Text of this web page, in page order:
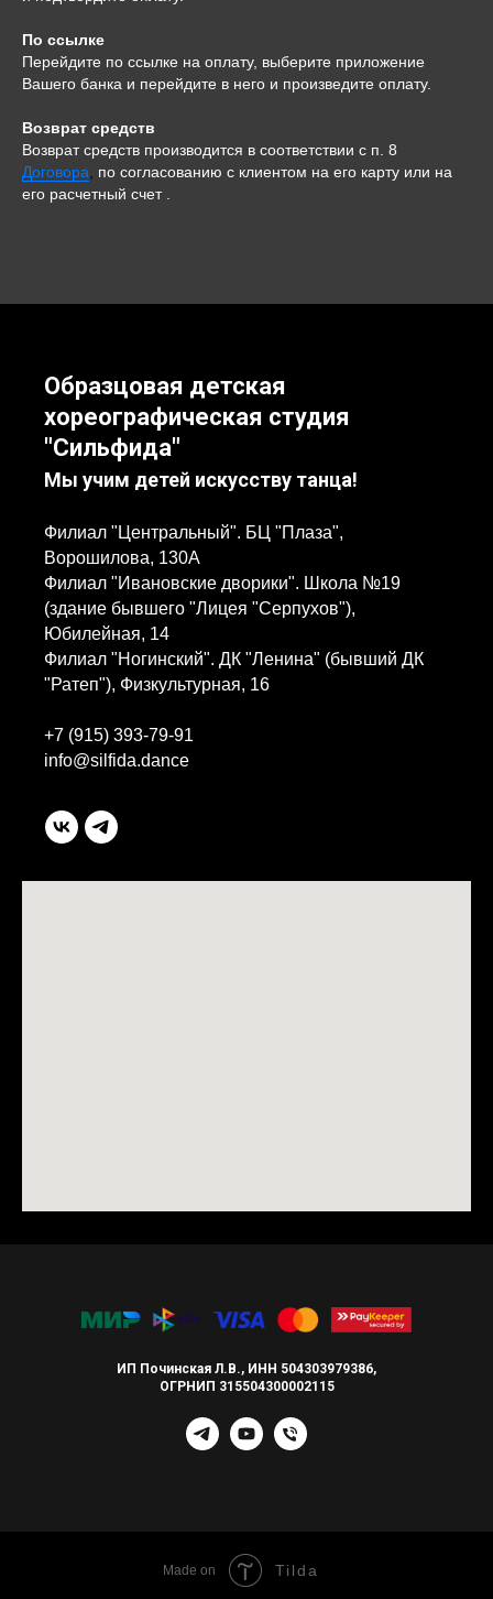
По ссылке
Перейдите по ссылке на оплату, выберите приложение
Вашего банка и перейдите в него и произведите оплату.
Возврат средств
Возврат средств производится в соответствии с п. 8
Договора
по согласованию с клиентом на его карту или на
его расчетный счет .
Образцовая детская
хореографическая студия
"Сильфида"
Мы учим детей искусству танца!
Филиал "Центральный". БЦ "Плаза",
Ворошилова, 130А
Филиал "Ивановские дворики". Школа №19
(здание бывшего "Лицея "Серпухов"),
Юбилейная, 14
Филиал "Ногинский". ДК "Ленина" (бывший ДК
"Ратеп"), Физкультурная, 16
+7 (915) 393-79-91
info@silfida.dance
ИП Починская Л.В., ИНН 504303979386,
ОГРНИП 315504300002115
Made on Tilda